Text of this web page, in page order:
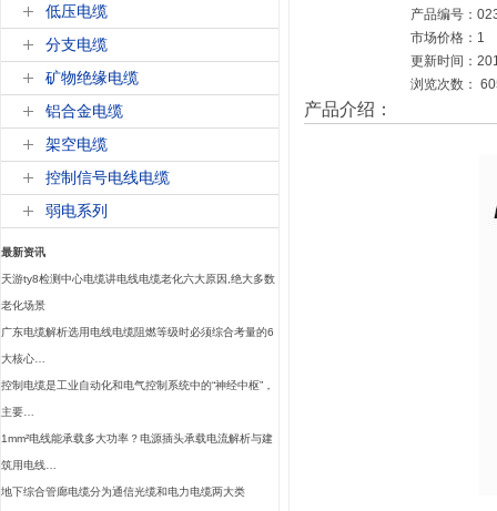
低压电缆
分支电缆
矿物绝缘电缆
铝合金电缆
架空电缆
控制信号电线电缆
弱电系列
最新资讯
天游ty8检测中心电缆讲电线电缆老化六大原因,绝大多数
老化场景
广东电缆解析选用电线电缆阻燃等级时必须综合考量的6
大核心…
控制电缆是工业自动化和电气控制系统中的“神经中枢”，
主要…
1mm²电线能承载多大功率？电源插头承载电流解析与建
筑用电线…
地下综合管廊电缆分为通信光缆和电力电缆两大类
产品编号：
市场价格：1
更新时间：
浏览次数：
产品介绍：